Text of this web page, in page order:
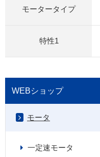
モータータイプ
特性1
WEBショップ
モータ
一定速モータ